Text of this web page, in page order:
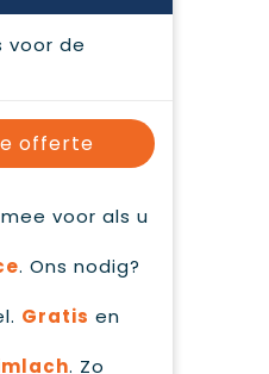
voor de
offerte
voor als u
. Ons nodig?
Gratis en
. Zo